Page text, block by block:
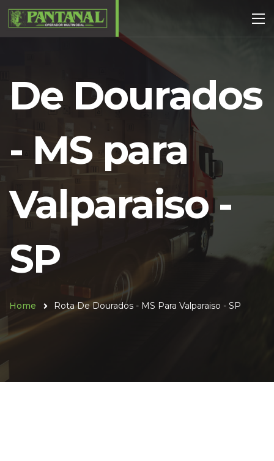
De Dourados
- MS para
Valparaiso -
SP
Home Rota De Dourados - MS Para Valparaiso - SP